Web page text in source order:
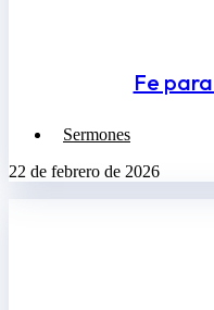
Fe
Sermones
22 de febrero de 2026